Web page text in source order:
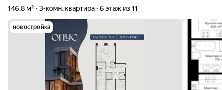
146,8 м²
3-комн. квартира 6 этаж из 11
новостройка